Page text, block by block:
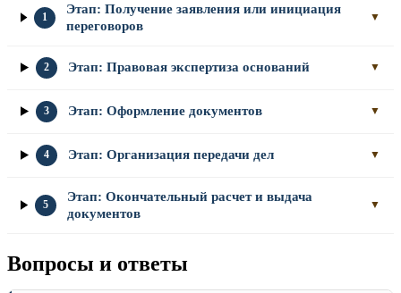
1
Этап: Получение заявления или инициация
переговоров
▼
2 Этап: Правовая экспертиза оснований ▼
3 Этап: Оформление документов ▼
4 Этап: Организация передачи дел ▼
5
Этап: Окончательный расчет и выдача
документов
▼
Вопросы и ответы